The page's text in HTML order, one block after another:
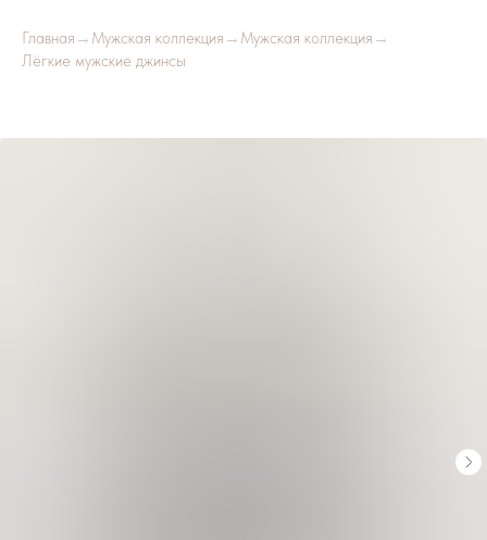
Главная → Мужская коллекция → Мужская коллекция →
Лёгкие мужские джинсы